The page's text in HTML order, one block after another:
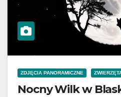
ZDJĘCIA PANORAMICZNE
Nocny Wilk w